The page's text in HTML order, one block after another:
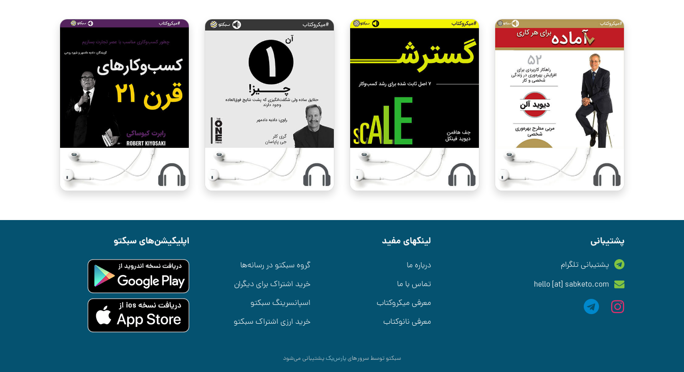
پشتیبانی
پشتیبانی تلگرام
hello [at] sabketo.com
لینکهای مفید
درباره ما
تماس با ما
معرفی میکروکتاب
معرفی نانوکتاب
گروه سبکتو در رسانه‌ها
خرید اشتراک برای دیگران
اسپانسرینگ سبکتو
خرید ارزی اشتراک سبکتو
اپلیکیشن‌های سبکتو
سبکتو توسط سرورهایپارس‌پکپشتیبانی می‌شود